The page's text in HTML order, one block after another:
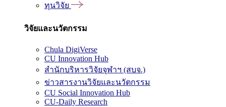
ทุนวิจัย
วิจัยและนวัตกรรม
Chula DigiVerse
CU Innovation Hub
สำนักบริหารวิจัยจุฬาฯ (สบจ.)
ข่าวสารงานวิจัยและนวัตกรรม
CU Social Innovation Hub
CU-Daily Research